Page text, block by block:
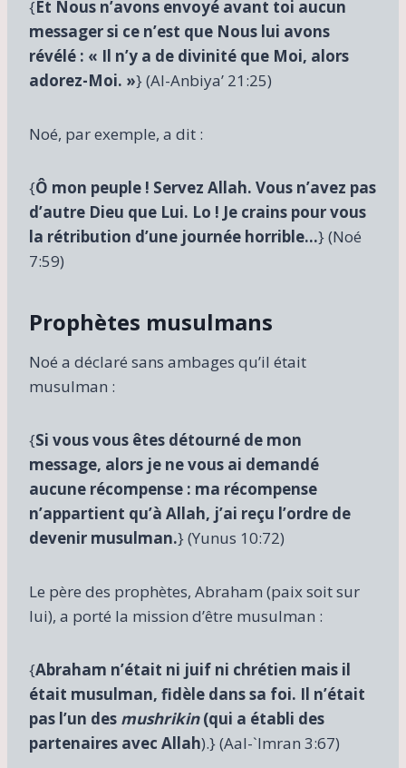
{Et Nous n’avons envoyé avant toi aucun
messager si ce n’est que Nous lui avons
révélé : « Il n’y a de divinité que Moi, alors
adorez-Moi. »} (Al-Anbiya’ 21:25)
Noé, par exemple, a dit :
{Ô mon peuple ! Servez Allah. Vous n’avez pas
d’autre Dieu que Lui. Lo ! Je crains pour vous
la rétribution d’une journée horrible…} (Noé
7:59)
Prophètes musulmans
Noé a déclaré sans ambages qu’il était
musulman :
{Si vous vous êtes détourné de mon
message, alors je ne vous ai demandé
aucune récompense : ma récompense
n’appartient qu’à Allah, j’ai reçu l’ordre de
devenir musulman.} (Yunus 10:72)
Le père des prophètes, Abraham (paix soit sur
lui), a porté la mission d’être musulman :
{Abraham n’était ni juif ni chrétien mais il
était musulman, fidèle dans sa foi. Il n’était
pas l’un des mushrikin(qui a établi des
partenaires avec Allah).} (Aal-`Imran 3:67)